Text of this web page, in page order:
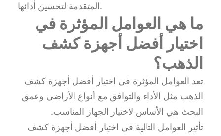
المتقدمة لتحسين أدائها.
ما هي العوامل المؤثرة في
اختيار أفضل أجهزة كشف
الذهب؟
تعد العوامل المؤثرة في اختيار أفضل أجهزة كشف
الذهب مثل الأداء والتوافق مع أنواع الأراضي وعمق
البحث هي الأساس لاختيار الجهاز المناسب.
تأثير العوامل التالية في اختيار أفضل أجهزة كشف